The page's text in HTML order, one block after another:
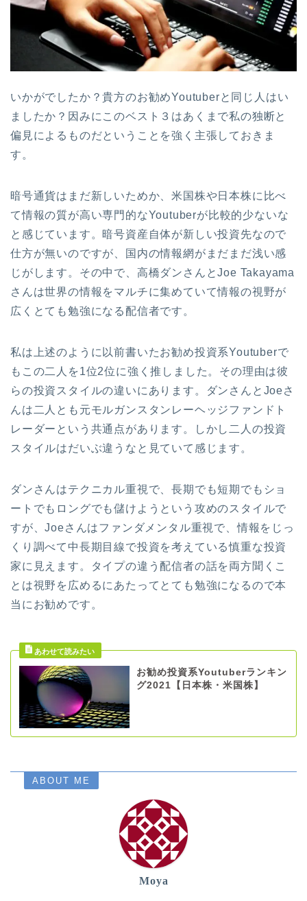
いかがでしたか？貴方のお勧めYoutuberと同じ人はい
ましたか？因みにこのベスト３はあくまで私の独断と
偏見によるものだということを強く主張しておきま
す。
暗号通貨はまだ新しいためか、米国株や日本株に比べ
て情報の質が高い専門的なYoutuberが比較的少ないな
と感じています。暗号資産自体が新しい投資先なので
仕方が無いのですが、国内の情報網がまだまだ浅い感
じがします。その中で、高橋ダンさんとJoe Takayama
さんは世界の情報をマルチに集めていて情報の視野が
広くとても勉強になる配信者です。
私は上述のように以前書いたお勧め投資系Youtuberで
もこの二人を1位2位に強く推しました。その理由は彼
らの投資スタイルの違いにあります。ダンさんとJoeさ
んは二人とも元モルガンスタンレーヘッジファンドト
レーダーという共通点があります。しかし二人の投資
スタイルはだいぶ違うなと見ていて感じます。
ダンさんはテクニカル重視で、長期でも短期でもショ
ートでもロングでも儲けようという攻めのスタイルで
すが、Joeさんはファンダメンタル重視で、情報をじっ
くり調べて中長期目線で投資を考えている慎重な投資
家に見えます。タイプの違う配信者の話を両方聞くこ
とは視野を広めるにあたってとても勉強になるので本
当にお勧めです。
お勧め投資系Youtuberランキン
グ2021【日本株・米国株】
ABOUT ME
Moya